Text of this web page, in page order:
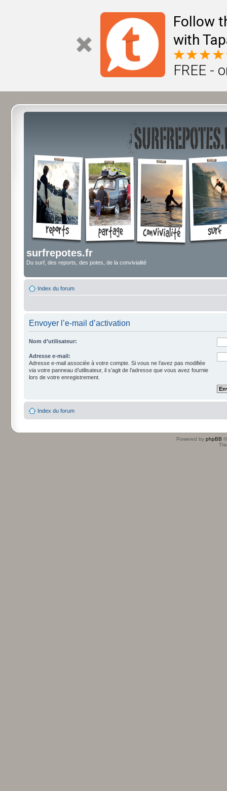
Follow
with
FREE -
surfrepotes.fr
Du surf, des reports, des potes, de la convivialité
Index du forum
Envoyer l’e-mail d’activation
Nom d’utilisateur:
Adresse e-mail:
Adresse e-mail associée à votre compte. Si vous ne l’avez pas modifiée
via votre panneau d’utilisateur, il s’agit de l’adresse que vous avez fournie
lors de votre enregistrement.
Index du forum
Powered by phpBB